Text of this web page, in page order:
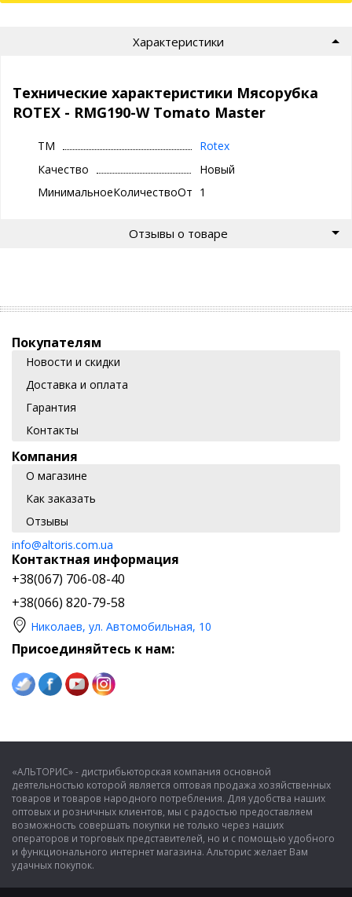
Характеристики
Технические характеристики Мясорубка
ROTEX - RMG190-W Tomato Master
ТМ
Rotex
Качество
Новый
МинимальноеКоличествоОтгрузки
1
Отзывы о товаре
Покупателям
Новости и скидки
Доставка и оплата
Гарантия
Контакты
Компания
О магазине
Как заказать
Отзывы
info@altoris.com.ua
Контактная информация
+38(067) 706-08-40
+38(066) 820-79-58
Николаев, ул. Автомобильная, 10
Присоединяйтесь к нам:
«АЛЬТОРИС» - дистрибьюторская компания основной
деятельностью которой является оптовая продажа хозяйственных
товаров и товаров народного потребления. Для удобства наших
оптовых и розничных клиентов, мы с радостью предоставляем
возможность совершать покупки не только через наших
операторов и торговых представителей, но и с помощью удобного
и функционального интернет магазина. Альторис желает Вам
удачных покупок.